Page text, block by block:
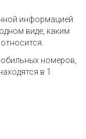
информацией
виде, каким
номеров,
в 1